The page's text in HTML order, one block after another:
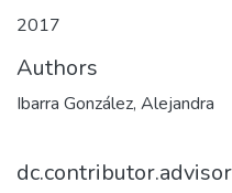
2017
Authors
Ibarra González, Alejandra
dc.contributor.advisor